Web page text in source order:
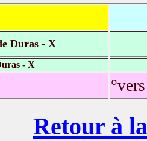
Duras - X
- X
Retour à